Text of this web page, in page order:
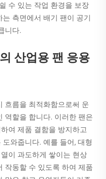
수 있는 작업 환경을 보장
측면에서 배기 팬이 공기
니다.
산업용 팬 응용
흐름을 최적화함으로써 운
역할을 합니다. 이러한 팬은
여 제품 결함을 방지하고
와줍니다. 예를 들어, 대형
이 과도하게 쌓이는 현상
작동할 수 있도록 하여 제품